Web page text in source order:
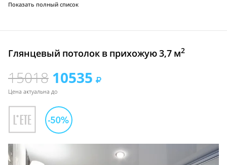
Показать полный список
Глянцевый потолок в прихожую 3,7 м2
15018 10535
Цена актуальна до